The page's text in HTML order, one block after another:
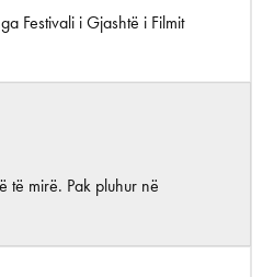
Festivali i Gjashtë i Filmit
të mirë. Pak pluhur në